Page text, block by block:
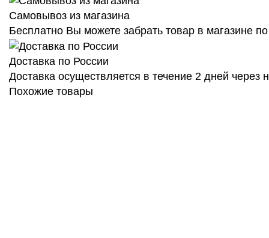
Самовывоз из магазина
Бесплатно Вы можете забрать товар в магазине
Доставка по России
Доставка осуществляется в течение 2 дней
Похожие товары